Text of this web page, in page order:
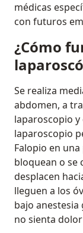
médicas
con futuros
¿Cómo
Se realiza
abdomen, a
laparoscopio
laparoscopio
Falopio en
bloquean o se
desplacen
lleguen a los
bajo
no sienta